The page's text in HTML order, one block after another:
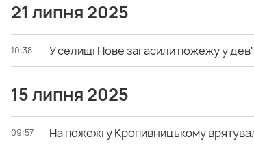
21 липня 2025
10:38 У селищі Нове загасили пожежу у
15 липня 2025
09:57 На пожежі у Кропивницькому